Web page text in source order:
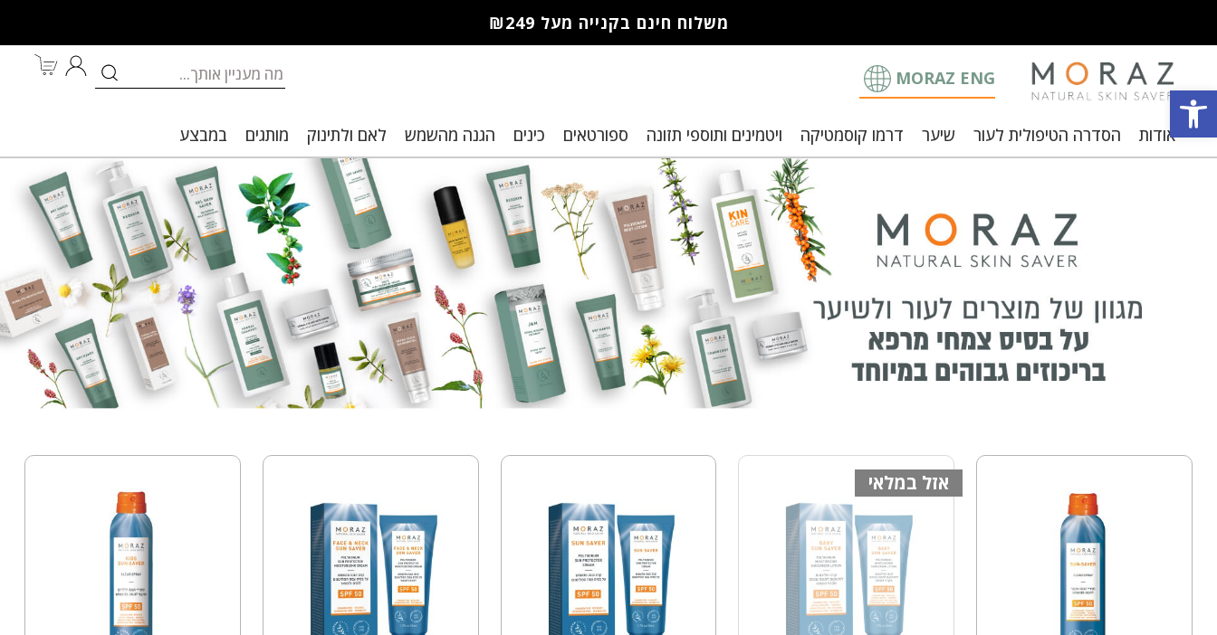
פתח סרגל נגישות
משלוח חינם בקנייה מעל ₪249
חברי מועדון
מורז נהנים
יותר!
10% הנחה
לקנייה
ראשונה
מבצעים שווים
וצבירת
בקניות
הבאות.
MORAZ ENG
אודות הסדרה הטיפולית לעור שיער דרמו קוסמטיקה ויטמינים ותוספי תזונה ספורטאים כינים הגנה מהשמש לאם ולתינוק מותגים במבצע
אזל במלאי